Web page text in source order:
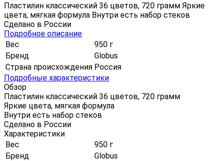
Пластилин классический 36 цветов, 720 грамм Яркие
цвета, мягкая формула Внутри есть набор стеков
Сделано в России
Подробное описание
Вес
950 г
Бренд
Globus
Страна происхождения Россия
Подробные характеристики
Обзор
Пластилин классический 36 цветов, 720 грамм
Яркие цвета, мягкая формула
Внутри есть набор стеков
Сделано в России
Характеристики
Вес
950 г
Бренд
Globus